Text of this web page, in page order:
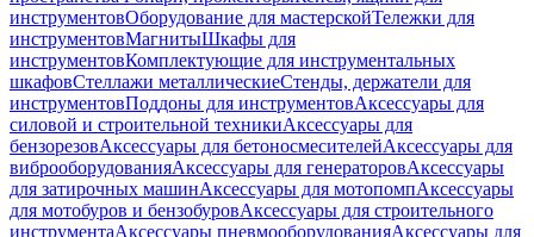
инструментовОборудование для мастерскойТележки для
инструментовМагнитыШкафы для
инструментовКомплектующие для инструментальных
шкафовСтеллажи металлическиеСтенды, держатели для
инструментовПоддоны для инструментовАксессуары для
силовой и строительной техникиАксессуары для
бензорезовАксессуары для бетоносмесителейАксессуары для
виброоборудованияАксессуары для генераторовАксессуары
для затирочных машинАксессуары для мотопомпАксессуары
для мотобуров и бензобуровАксессуары для строительного
инструментаАксессуары пневмооборудованияАксессуары для